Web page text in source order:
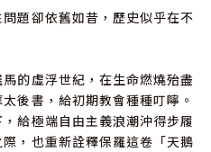
題卻依舊如昔，歷史似乎在不
的虛浮世紀，在生命燃燒殆盡
後書，給初期教會種種叮嚀。
給極端自由主義浪潮沖得步履
，也重新詮釋保羅這卷「天鵝